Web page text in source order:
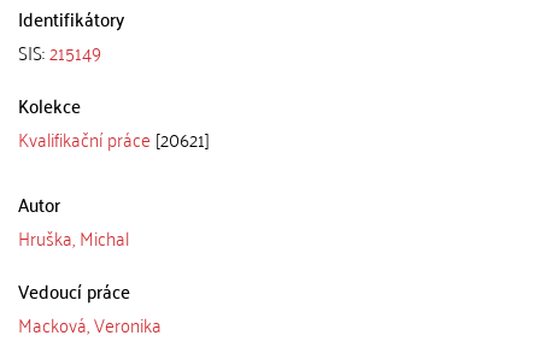
Identifikátory
SIS:215149
Kolekce
Kvalifikační práce [20621]
Autor
Hruška, Michal
Vedoucí práce
Macková, Veronika